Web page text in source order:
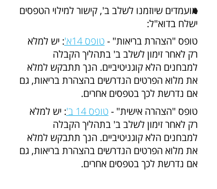
מועמדים שיוזמנו לשלב ב', קישור למילוי הטפסים
ישלח בדוא"ל:
טופס "הצהרת בריאות" -טופס 14א'
: יש למלא
רק לאחר זימון לשלב ב' בתהליך הקבלה
למבחנים הלא קוגניטיביים. הנך תתבקש למלא
את מלוא הפרטים הנדרשים בהצהרת בריאות, גם
אם נדרשת לכך בטפסים אחרים.
טופס "הצהרה אישית" -טופס 14 ב'
: יש למלא
רק לאחר זימון לשלב ב' בתהליך הקבלה
למבחנים הלא קוגניטיביים. הנך תתבקש למלא
את מלוא הפרטים הנדרשים בהצהרת בריאות, גם
אם נדרשת לכך בטפסים אחרים.